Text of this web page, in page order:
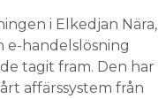
i Elkedjan Nära,
e-handelslösning
tagit fram. Den har
affärssystem från